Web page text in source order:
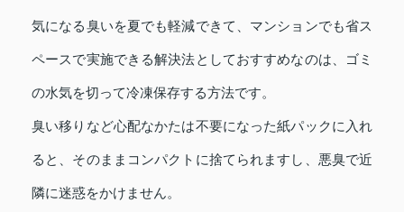
気になる臭いを夏でも軽減できて、マンションでも省ス
ペースで実施できる解決法としておすすめなのは、ゴミ
の水気を切って冷凍保存する方法です。
臭い移りなど心配なかたは不要になった紙パックに入れ
ると、そのままコンパクトに捨てられますし、悪臭で近
隣に迷惑をかけません。